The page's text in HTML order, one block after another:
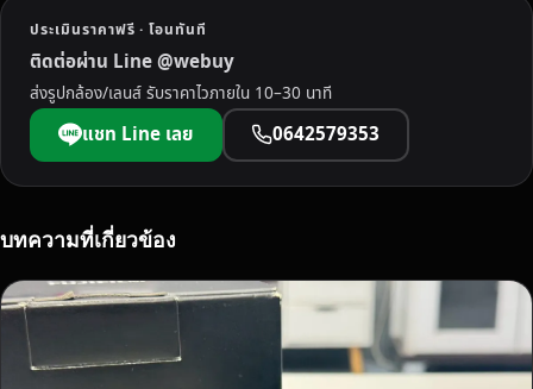
ประเมินราคาฟรี · โอนทันที
ติดต่อผ่าน Line @webuy
ส่งรูปกล้อง/เลนส์ รับราคาไวภายใน 10–30 นาที
แชท Line เลย 0642579353
บทความที่เกี่ยวข้อง